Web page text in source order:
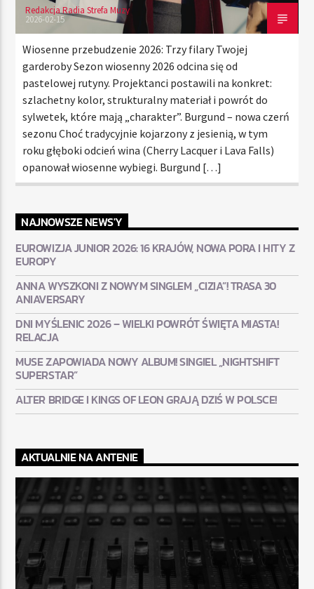
Redakcja Radia Strefa Muzy
2026-02-15
Wiosenne przebudzenie 2026: Trzy filary Twojej
garderoby Sezon wiosenny 2026 odcina się od
pastelowej rutyny. Projektanci postawili na konkret:
szlachetny kolor, strukturalny materiał i powrót do
sylwetek, które mają „charakter”. Burgund – nowa czerń
sezonu Choć tradycyjnie kojarzony z jesienią, w tym
roku głęboki odcień wina (Cherry Lacquer i Lava Falls)
opanował wiosenne wybiegi. Burgund […]
NAJNOWSZE NEWS'Y
EUROWIZJA JUNIOR 2026: 16 KRAJÓW, NOWA PORA I HITY Z
EUROPY
ANNA WYSZKONI Z NOWYM SINGLEM „CIZIA”! TRASA 30
ANIAVERSARY
DNI MYŚLENIC 2026 – WIELKI POWRÓT ŚWIĘTA MIASTA!
RELACJA
MUSE ZAPOWIADA NOWY ALBUM! SINGIEL „NIGHTSHIFT
SUPERSTAR”
ALTER BRIDGE I KINGS OF LEON GRAJĄ DZIŚ W POLSCE!
AKTUALNIE NA ANTENIE